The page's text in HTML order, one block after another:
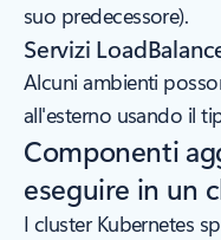
suo predecessore).
Servizi
Alcuni ambienti
all'esterno usando il
Componenti
eseguire in un
I cluster Kubernetes